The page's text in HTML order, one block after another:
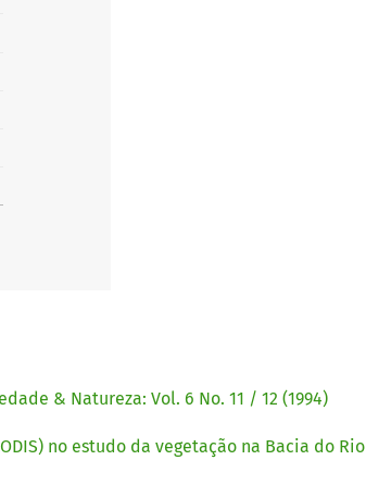
& Natureza: Vol. 6 No. 11 / 12 (1994)
no estudo da vegetação na Bacia do Rio